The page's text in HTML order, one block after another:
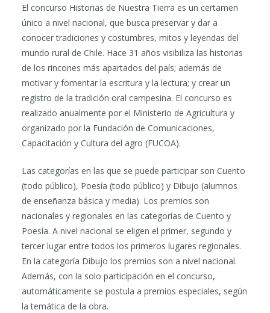
El concurso Historias de Nuestra Tierra es un certamen
único a nivel nacional, que busca preservar y dar a
conocer tradiciones y costumbres, mitos y leyendas del
mundo rural de Chile. Hace 31 años visibiliza las historias
de los rincones más apartados del país; además de
motivar y fomentar la escritura y la lectura; y crear un
registro de la tradición oral campesina. El concurso es
realizado anualmente por el Ministerio de Agricultura y
organizado por la Fundación de Comunicaciones,
Capacitación y Cultura del agro (FUCOA).
Las categorías en las que se puede participar son Cuento
(todo público), Poesía (todo público) y Dibujo (alumnos
de enseñanza básica y media). Los premios son
nacionales y regionales en las categorías de Cuento y
Poesía. A nivel nacional se eligen el primer, segundo y
tercer lugar entre todos los primeros lugares regionales.
En la categoría Dibujo los premios son a nivel nacional.
Además, con la solo participación en el concurso,
automáticamente se postula a premios especiales, según
la temática de la obra.